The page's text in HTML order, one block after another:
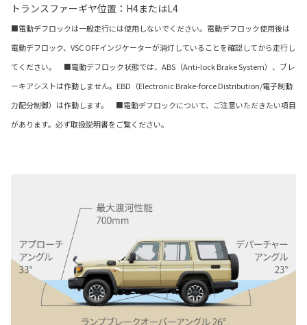
トランスファーギヤ位置：H4またはL4
■電動デフロックは一般走行には使用しないでください。電動デフロック使用後は
電動デフロック、VSC OFFインジケーターが消灯していることを確認してから走行し
てください。 ■電動デフロック状態では、ABS（Anti-lock Brake System）、ブレ
ーキアシストは作動しません。EBD（Electronic Brake-force Distribution/電子制動
力配分制御）は作動します。 ■電動デフロックについて、ご注意いただきたい項目
があります。必ず取扱説明書をご覧ください。